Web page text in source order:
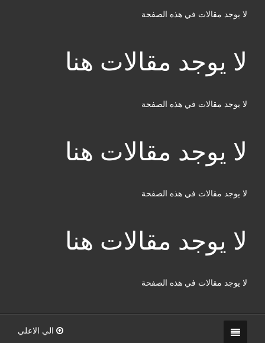
لا يوجد مقالات في هذه الصفحة
لا يوجد مقالات هنا
لا يوجد مقالات في هذه الصفحة
لا يوجد مقالات هنا
لا يوجد مقالات في هذه الصفحة
لا يوجد مقالات هنا
لا يوجد مقالات في هذه الصفحة
الي الاعلي